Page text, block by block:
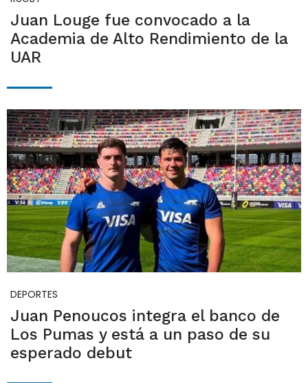
Juan Louge fue convocado a la
Academia de Alto Rendimiento de la
UAR
DEPORTES
Juan Penoucos integra el banco de
Los Pumas y está a un paso de su
esperado debut